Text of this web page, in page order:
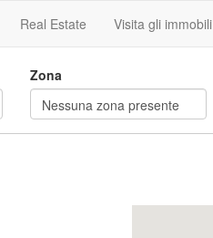
Real Estate Visita gli immobili
Zona
Nessuna zona presente